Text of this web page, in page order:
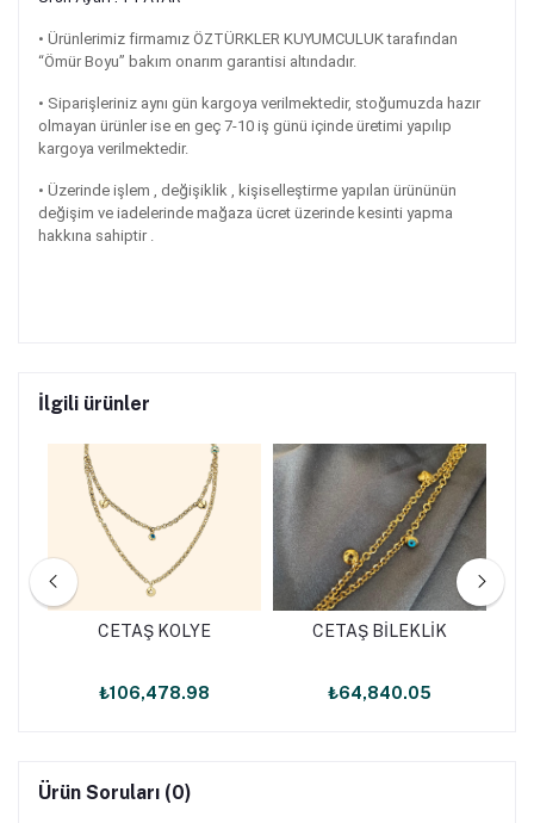
• Ürünlerimiz firmamız ÖZTÜRKLER KUYUMCULUK tarafından
“Ömür Boyu” bakım onarım garantisi altındadır.
• Siparişleriniz aynı gün kargoya verilmektedir, stoğumuzda hazır
olmayan ürünler ise en geç 7-10 iş günü içinde üretimi yapılıp
kargoya verilmektedir.
• Üzerinde işlem , değişiklik , kişiselleştirme yapılan ürününün
değişim ve iadelerinde mağaza ücret üzerinde kesinti yapma
hakkına sahiptir .
İlgili ürünler
CETAŞ KOLYE
₺106,478.98
CETAŞ BİLEKLİK
₺64,840.05
Ürün Soruları (0)